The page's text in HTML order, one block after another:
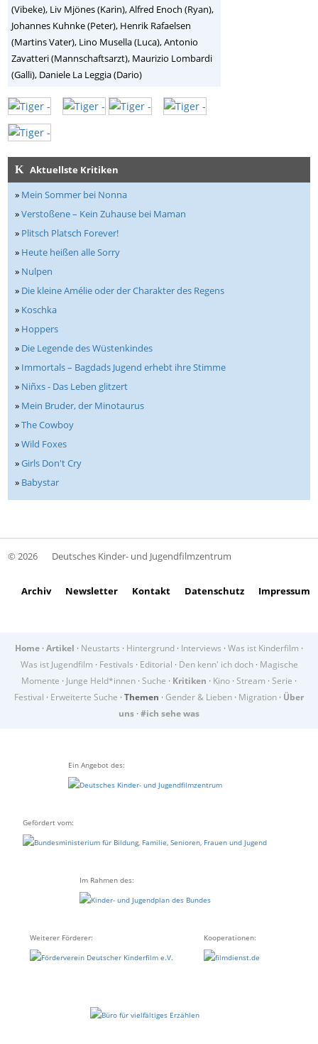
(Vibeke), Liv Mjönes (Karin), Alfred Enoch (Ryan),
Johannes Kuhnke (Peter), Henrik Rafaelsen
(Martins Vater), Lino Musella (Luca), Antonio
Zavatteri (Mannschaftsarzt), Maurizio Lombardi
(Galli), Daniele La Leggia (Dario)
Aktuellste Kritiken
» Mein Sommer bei Nonna
»Verstoßene – Kein Zuhause bei Maman
» Plitsch Platsch Forever!
» Heute heißen alle Sorry
» Nulpen
» Die kleine Amélie oder der Charakter des Regens
» Koschka
» Hoppers
» Die Legende des Wüstenkindes
» Immortals – Bagdads Jugend erhebt ihre Stimme
» Niñxs - Das Leben glitzert
» Mein Bruder, der Minotaurus
»The Cowboy
»Wild Foxes
»Girls Don't Cry
» Babystar
© 2026 Deutsches Kinder- und Jugendfilmzentrum
Archiv Newsletter Kontakt Datenschutz Impressum
Home · Artikel · Neustarts · Hintergrund · Interviews · Was ist Kinderfilm ·
Was ist Jugendfilm · Festivals · Editorial · Den kenn' ich doch· Magische
Momente · Junge Held*innen · Suche · Kritiken · Kino · Stream · Serie ·
Festival · Erweiterte Suche · Themen · Gender & Lieben · Migration · Über
uns · #ich sehe was
Ein Angebot des:
Gefördert vom:
Im Rahmen des:
Weiterer Förderer: Kooperationen: